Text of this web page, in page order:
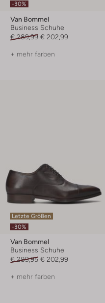
-30%
Van Bommel
Business Schuhe
€ 289,99 € 202,99
+ mehr farben
Letzte Größen
-30%
Van Bommel
Business Schuhe
€ 289,95 € 202,99
+ mehr farben